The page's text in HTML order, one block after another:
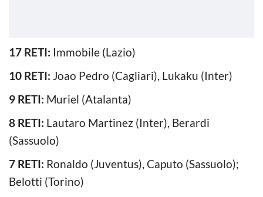
17 RETI: Immobile (Lazio)
10 RETI: Joao Pedro (Cagliari), Lukaku (Inter)
9 RETI: Muriel (Atalanta)
8 RETI: Lautaro Martinez (Inter), Berardi
(Sassuolo)
7 RETI: Ronaldo (Juventus), Caputo (Sassuolo);
Belotti (Torino)